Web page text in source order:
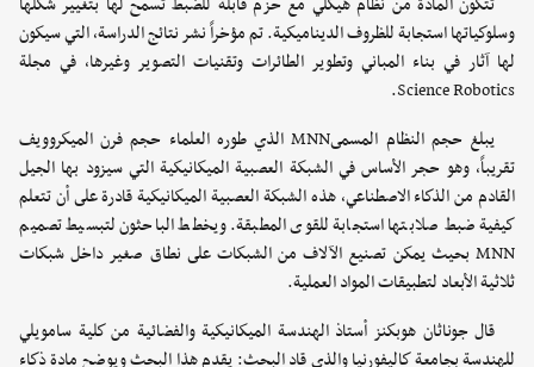
تتكون المادة من نظام هيكلي مع حزم قابلة للضبط تسمح لها بتغيير شكلها
وسلوكياتها استجابة للظروف الديناميكية. تم مؤخراً نشر نتائج الدراسة، التي سيكون
لها آثار في بناء المباني وتطوير الطائرات وتقنيات التصوير وغيرها، في مجلة
Science Robotics.
يبلغ حجم النظام المسمىMNN الذي طوره العلماء حجم فرن الميكروويف
تقريباً، وهو حجر الأساس في الشبكة العصبية الميكانيكية التي سيزود بها الجيل
القادم من الذكاء الاصطناعي، هذه الشبكة العصبية الميكانيكية قادرة على أن تتعلم
كيفية ضبط صلابتها استجابة للقوى المطبقة. ويخطط الباحثون لتبسيط تصميم
MNN بحيث يمكن تصنيع الآلاف من الشبكات على نطاق صغير داخل شبكات
ثلاثية الأبعاد لتطبيقات المواد العملية.
قال جوناثان هوبكنز أستاذ الهندسة الميكانيكية والفضائية من كلية سامويلي
للهندسة بجامعة كاليفورنيا والذي قاد البحث: يقدم هذا البحث ويوضح مادة ذكاء